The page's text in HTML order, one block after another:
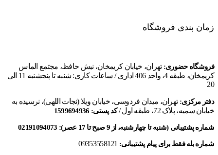
زمان بندی فروشگاه
فروشگاه حضوری: تهران، خیابان کریمخان، نبش حافظ، مجتمع الماس
کریمخان، طبقه 4، واحد 406 اداری / ساعات کاری: شنبه تا پنجشنبه 11 الی
20
دفتر مرکزی: تهران، میدان فردوسی، خیابان ویلا (نجات اللهی)، نرسیده به
خیابان سمیه، پلاک 72، طبقه اول /
کد پستی: 1599694936
شماره پشتیبانی (شنبه تا چهارشنبه، از 9 صبح تا 17 عصر): 02191094073
شماره بله فقط برای پیام پشتیبانی: